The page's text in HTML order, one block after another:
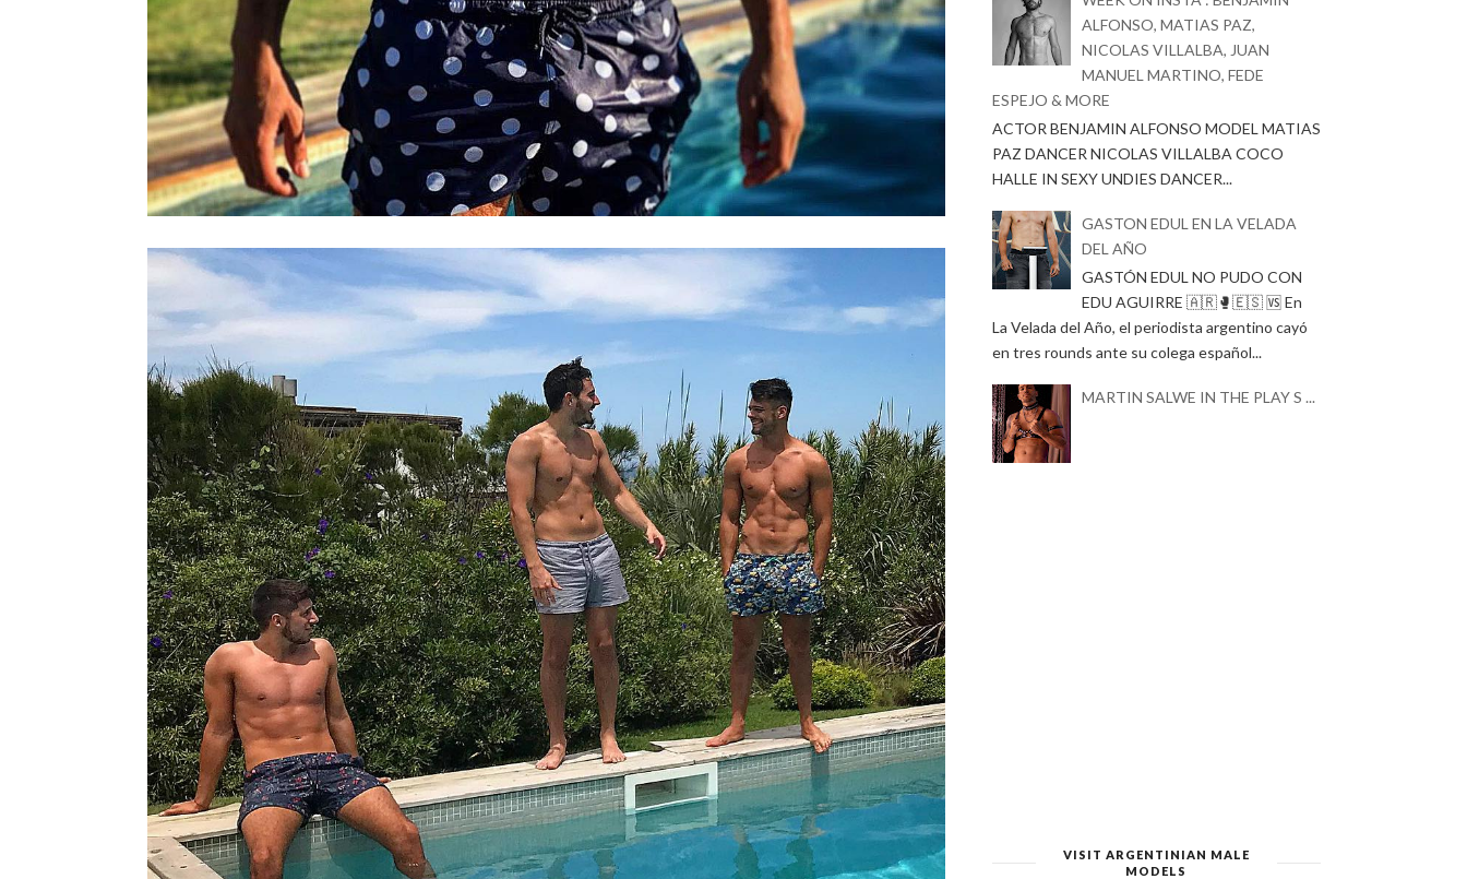
ALFONSO, MATIAS PAZ,
NICOLAS VILLALBA, JUAN
MANUEL MARTINO, FEDE
ESPEJO & MORE
ACTOR BENJAMIN ALFONSO MODEL MATIAS
PAZ DANCER NICOLAS VILLALBA COCO
HALLE IN SEXY UNDIES DANCER...
GASTON EDUL EN LA VELADA
DEL AÑO
GASTÓN EDUL NO PUDO CON
EDU AGUIRRE 🇦🇷🥊🇪🇸 🆚 En
La Velada del Año, el periodista argentino cayó
en tres rounds ante su colega español...
MARTIN SALWE IN THE PLAY S ...
VISIT ARGENTINIAN MALE
MODELS